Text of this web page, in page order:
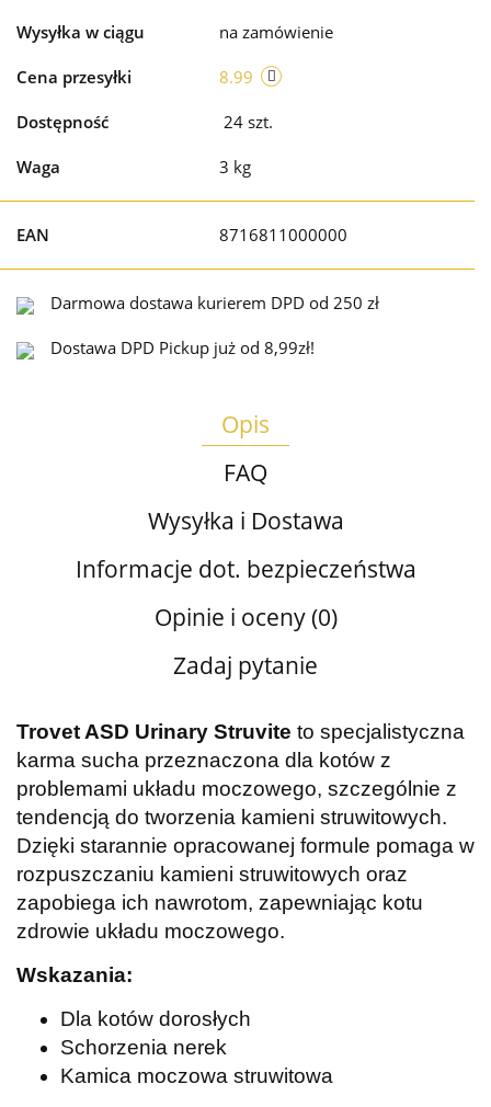
Wysyłka w ciągu na zamówienie
Cena przesyłki 8.99
Dostępność 24 szt.
Waga 3 kg
EAN 8716811000000
Darmowa dostawa kurierem DPD od 250 zł
Dostawa DPD Pickup już od 8,99zł!
Opis
FAQ
Wysyłka i Dostawa
Informacje dot. bezpieczeństwa
Opinie i oceny (0)
Zadaj pytanie
Trovet ASD Urinary Struvite to specjalistyczna
karma sucha przeznaczona dla kotów z
problemami układu moczowego, szczególnie z
tendencją do tworzenia kamieni struwitowych.
Dzięki starannie opracowanej formule pomaga w
rozpuszczaniu kamieni struwitowych oraz
zapobiega ich nawrotom, zapewniając kotu
zdrowie układu moczowego.
Wskazania:
Dla kotów dorosłych
Schorzenia nerek
Kamica moczowa struwitowa